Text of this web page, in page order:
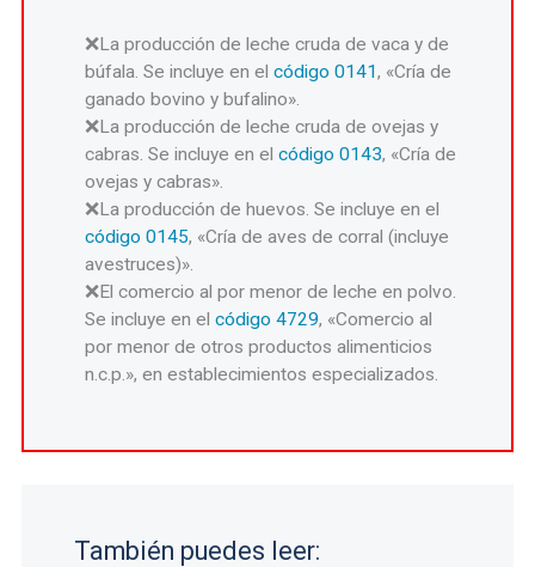
La producción de leche cruda de vaca y de
búfala. Se incluye en elcódigo 0141, «Cría de
ganado bovino y bufalino».
La producción de leche cruda de ovejas y
cabras. Se incluye en elcódigo 0143, «Cría de
ovejas y cabras».
La producción de huevos. Se incluye en el
código 0145, «Cría de aves de corral (incluye
avestruces)».
El comercio al por menor de leche en polvo.
Se incluye en elcódigo 4729, «Comercio al
por menor de otros productos alimenticios
n.c.p.», en establecimientos especializados.
También puedes leer: